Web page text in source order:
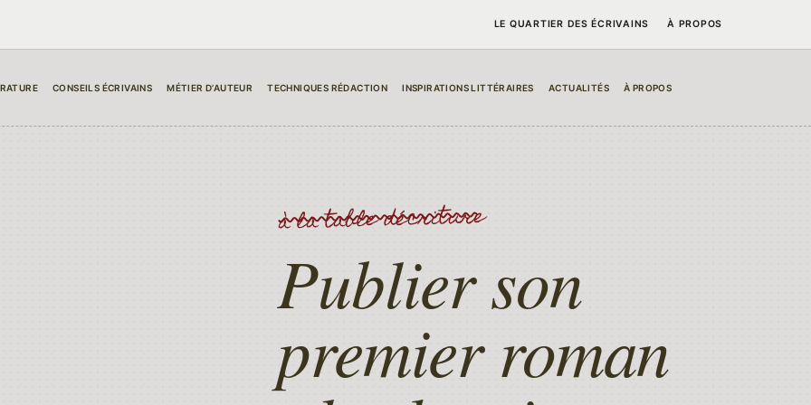
LE QUARTIER DES ÉCRIVAINS À PROPOS
CONSEILS ÉCRIVAINS MÉTIER D’AUTEUR TECHNIQUES RÉDACTION INSPIRATIONS LITTÉRAIRES ACTUALITÉS À PROPOS
à la table décriture
Publier son
premier roman